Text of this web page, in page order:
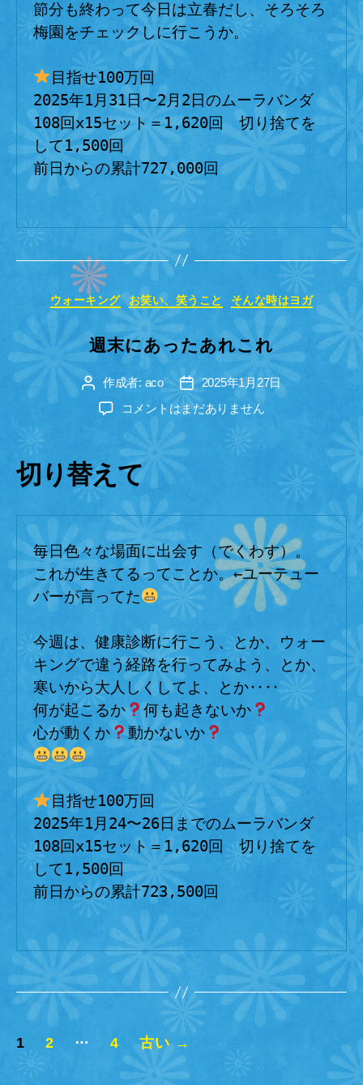
節分も終わって今日は立春だし、そろそろ
梅園をチェックしに行こうか。
目指せ100万回
2025年1月31日〜2月2日のムーラバンダ
108回x15セット＝1,620回　切り捨てを
して1,500回
前日からの累計727,000回
カ
テ
ゴ
ー
ウォーキング お笑い、笑うこと そんな時はヨガ
週末にあったあれこれ
投
稿
作成者: aco
投
稿
日
2025年1月27日
週
に
あ
っ
あ
れ
こ
れ
の
コメントはまだありません
切り替えて
毎日色々な場面に出会す（でくわす）。
これが生きてるってことか。←ユーテュー
バーが言ってた
今週は、健康診断に行こう、とか、ウォー
キングで違う経路を行ってみよう、とか、
寒いから大人しくしてよ、とか‥‥
何が起こるか
何も起きないか
心が動くか
動かないか
目指せ100万回
2025年1月24〜26日までのムーラバンダ
108回x15セット＝1,620回　切り捨てを
して1,500回
前日からの累計723,500回
投
稿
1 2 … 4 古い →